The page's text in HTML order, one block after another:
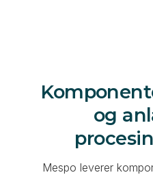
og
Mespo leverer